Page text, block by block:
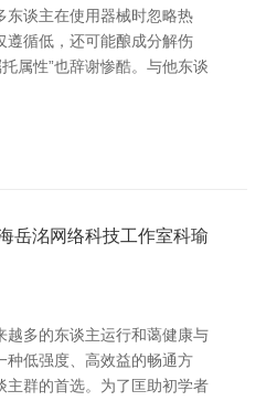
东谈主在使用器械时忽略热
遵循低，还可能酿成分解伤
属性”也辞谢惨酷。与他东谈
岳洺网络科技工作室科瑜
越多的东谈主运行和蔼健康与
种低强度、高效益的畅通方
主群的首选。为了匡助初学者